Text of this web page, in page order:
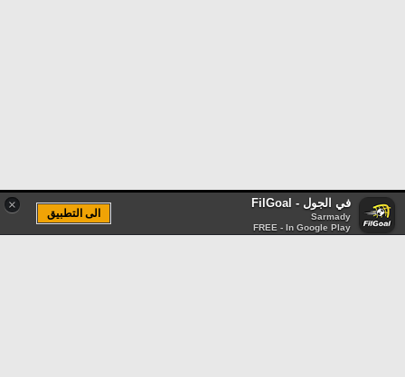
× في الجول - FilGoal
Sarmady
FREE - In Google Play
الى التطبيق